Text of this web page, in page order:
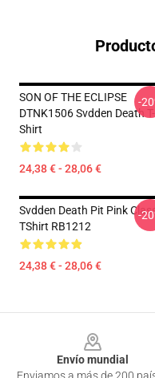
SON OF THE ECLIPSE
DTNK1506 Svdden Death T-
Shirt
24,38 € - 28,06 €
-
Svdden Death Pit Pink
TShirt RB1212
24,38 € - 28,06 €
-
Envío mundial